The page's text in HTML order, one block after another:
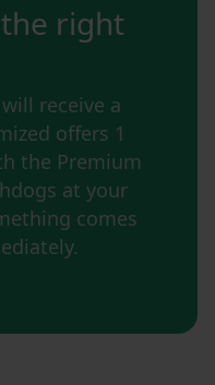
right
receive a
offers 1
the Premium
at your
comes